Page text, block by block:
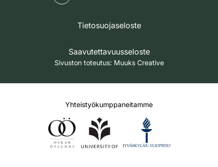
Tietosuojaseloste
Saavutettavuusseloste
Sivuston toteutus: Muuks Creative
Yhteistyökumppaneitamme